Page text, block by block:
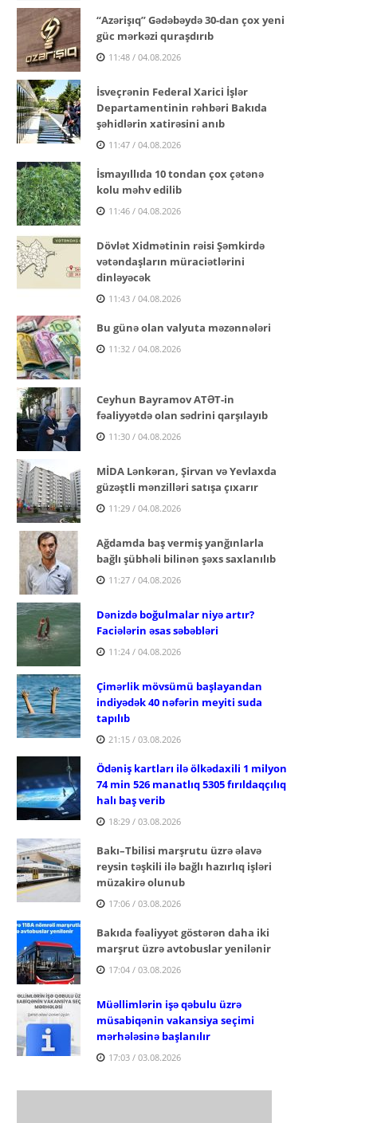
“Azərişıq” Gədəbəydə 30-dan çox yeni
güc mərkəzi quraşdırıb
11:48 / 04.08.2026
İsveçrənin Federal Xarici İşlər
Departamentinin rəhbəri Bakıda
şəhidlərin xatirəsini anıb
11:47 / 04.08.2026
İsmayıllıda 10 tondan çox çətənə
kolu məhv edilib
11:46 / 04.08.2026
Dövlət Xidmətinin rəisi Şəmkirdə
vətəndaşların müraciətlərini
dinləyəcək
11:43 / 04.08.2026
Bu günə olan valyuta məzənnələri
11:32 / 04.08.2026
Ceyhun Bayramov ATƏT-in
fəaliyyətdə olan sədrini qarşılayıb
11:30 / 04.08.2026
MİDA Lənkəran, Şirvan və Yevlaxda
güzəştli mənzilləri satışa çıxarır
11:29 / 04.08.2026
Ağdamda baş vermiş yanğınlarla
bağlı şübhəli bilinən şəxs saxlanılıb
11:27 / 04.08.2026
Dənizdə boğulmalar niyə artır?
Faciələrin əsas səbəbləri
11:24 / 04.08.2026
Çimərlik mövsümü başlayandan
indiyədək 40 nəfərin meyiti suda
tapılıb
21:15 / 03.08.2026
Ödəniş kartları ilə ölkədaxili 1 milyon
74 min 526 manatlıq 5305 fırıldaqçılıq
halı baş verib
18:29 / 03.08.2026
Bakı–Tbilisi marşrutu üzrə əlavə
reysin təşkili ilə bağlı hazırlıq işləri
müzakirə olunub
17:06 / 03.08.2026
Bakıda fəaliyyət göstərən daha iki
marşrut üzrə avtobuslar yenilənir
17:04 / 03.08.2026
Müəllimlərin işə qəbulu üzrə
müsabiqənin vakansiya seçimi
mərhələsinə başlanılır
17:03 / 03.08.2026